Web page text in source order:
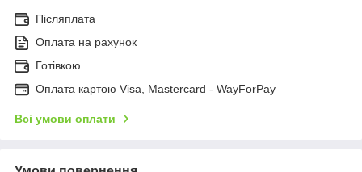
Післяплата
Оплата на рахунок
Готівкою
Оплата картою Visa, Mastercard - WayForPay
Всі умови оплати